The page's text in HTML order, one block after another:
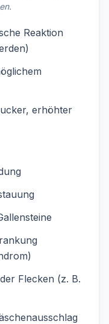
Reaktion
erhöhter
Flecken (z. B.